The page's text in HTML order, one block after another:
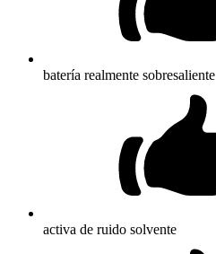
batería realmente sobresaliente
activa de ruido solvente